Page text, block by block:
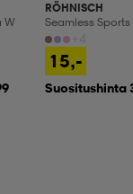
W
RÖHNISCH
Seamless Sports
15,-
Suositushinta